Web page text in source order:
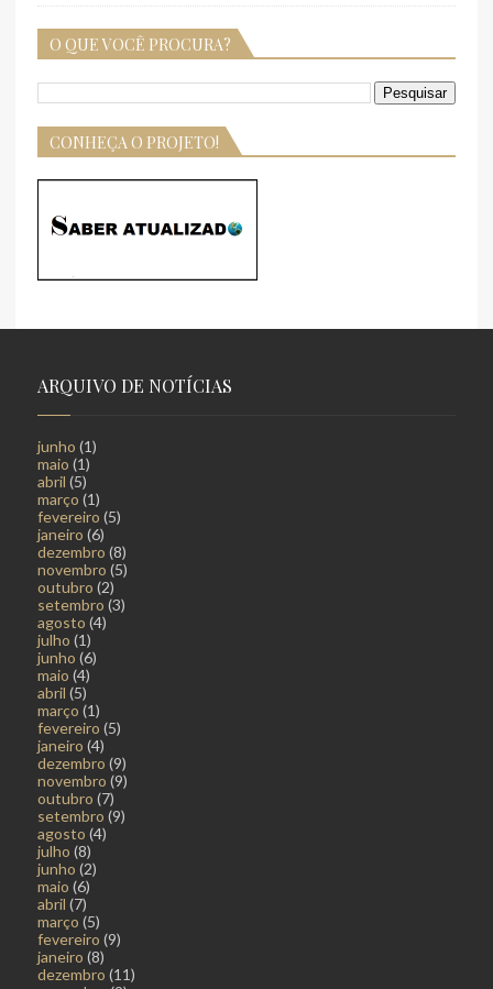
O QUE VOCÊ PROCURA?
CONHEÇA O PROJETO!
ARQUIVO DE NOTÍCIAS
junho (1)
maio (1)
abril (5)
março (1)
fevereiro (5)
janeiro (6)
dezembro (8)
novembro (5)
outubro (2)
setembro (3)
agosto (4)
julho (1)
junho (6)
maio (4)
abril (5)
março (1)
fevereiro (5)
janeiro (4)
dezembro (9)
novembro (9)
outubro (7)
setembro (9)
agosto (4)
julho (8)
junho (2)
maio (6)
abril (7)
março (5)
fevereiro (9)
janeiro (8)
dezembro (11)